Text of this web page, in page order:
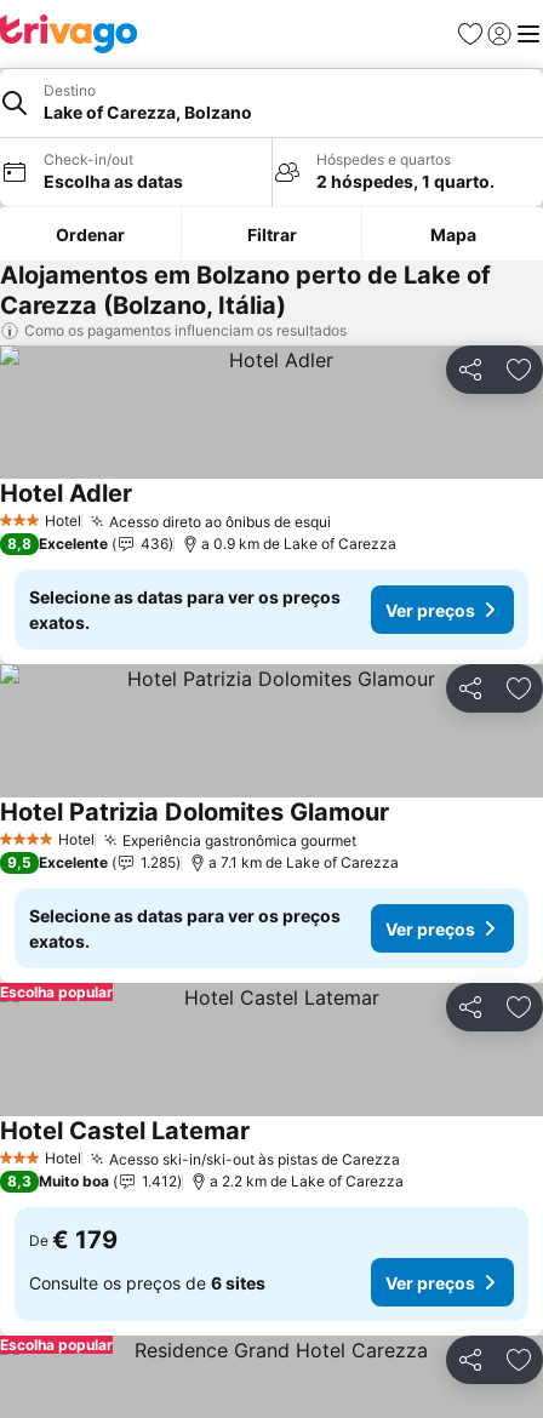
Favoritos
Iniciar
Destino
Lake of Carezza, Bolzano
Check-in/out
Escolha as datas
Hóspedes e quartos
2 hóspedes, 1 quarto.
Ordenar Filtrar Mapa
Alojamentos em Bolzano perto de Lake of
Carezza (Bolzano, Itália)
Como os pagamentos influenciam os resultados
Partilhar
3 EstrelasHotel Acesso direto ao ônibus de esqui
Hotel Adler
8,8 Excelente 436 a 0.9 km de Lake of Carezza
Selecione as datas para ver os preços
exatos.
Ver preços
Partilhar
4 EstrelasHotel Experiência gastronômica gourmetVer preços
Hotel Patrizia Dolomites Glamour
9,5 Excelente 1.285 a 7.1 km de Lake of Carezza
Selecione as datas para ver os preços
exatos.
Ver preços
Partilhar
Escolha popular
3 EstrelasHotel Acesso ski-in/ski-out às pistas de Carezza
Hotel Castel Latemar
8,3 Muito boa 1.412 a 2.2 km de Lake of Carezza
De € 179
Consulte os preços de 6 sites Ver preços
Partilhar
Escolha popular